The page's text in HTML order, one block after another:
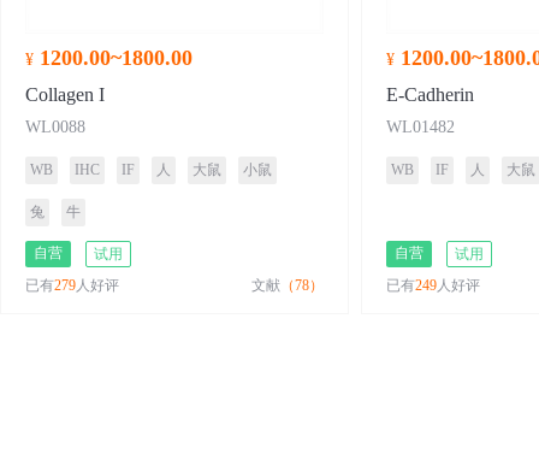
¥ 1200.00~1800.00
Collagen I
WL0088
WB IHC IF 人 大鼠 小鼠
兔 牛
自营
试用
已有279人好评 文献 （78）
¥
E-Cadherin
WL01482
WB IF 人 大鼠
自营
试用
已有249人好评